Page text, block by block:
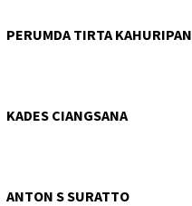
PERUMDA TIRTA KAHURIPAN
KADES CIANGSANA
ANTON S SURATTO